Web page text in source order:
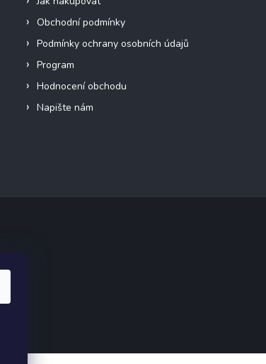
Obchodní podmínky
Podmínky ochrany osobních údajů
Program
Hodnocení obchodu
Napište nám